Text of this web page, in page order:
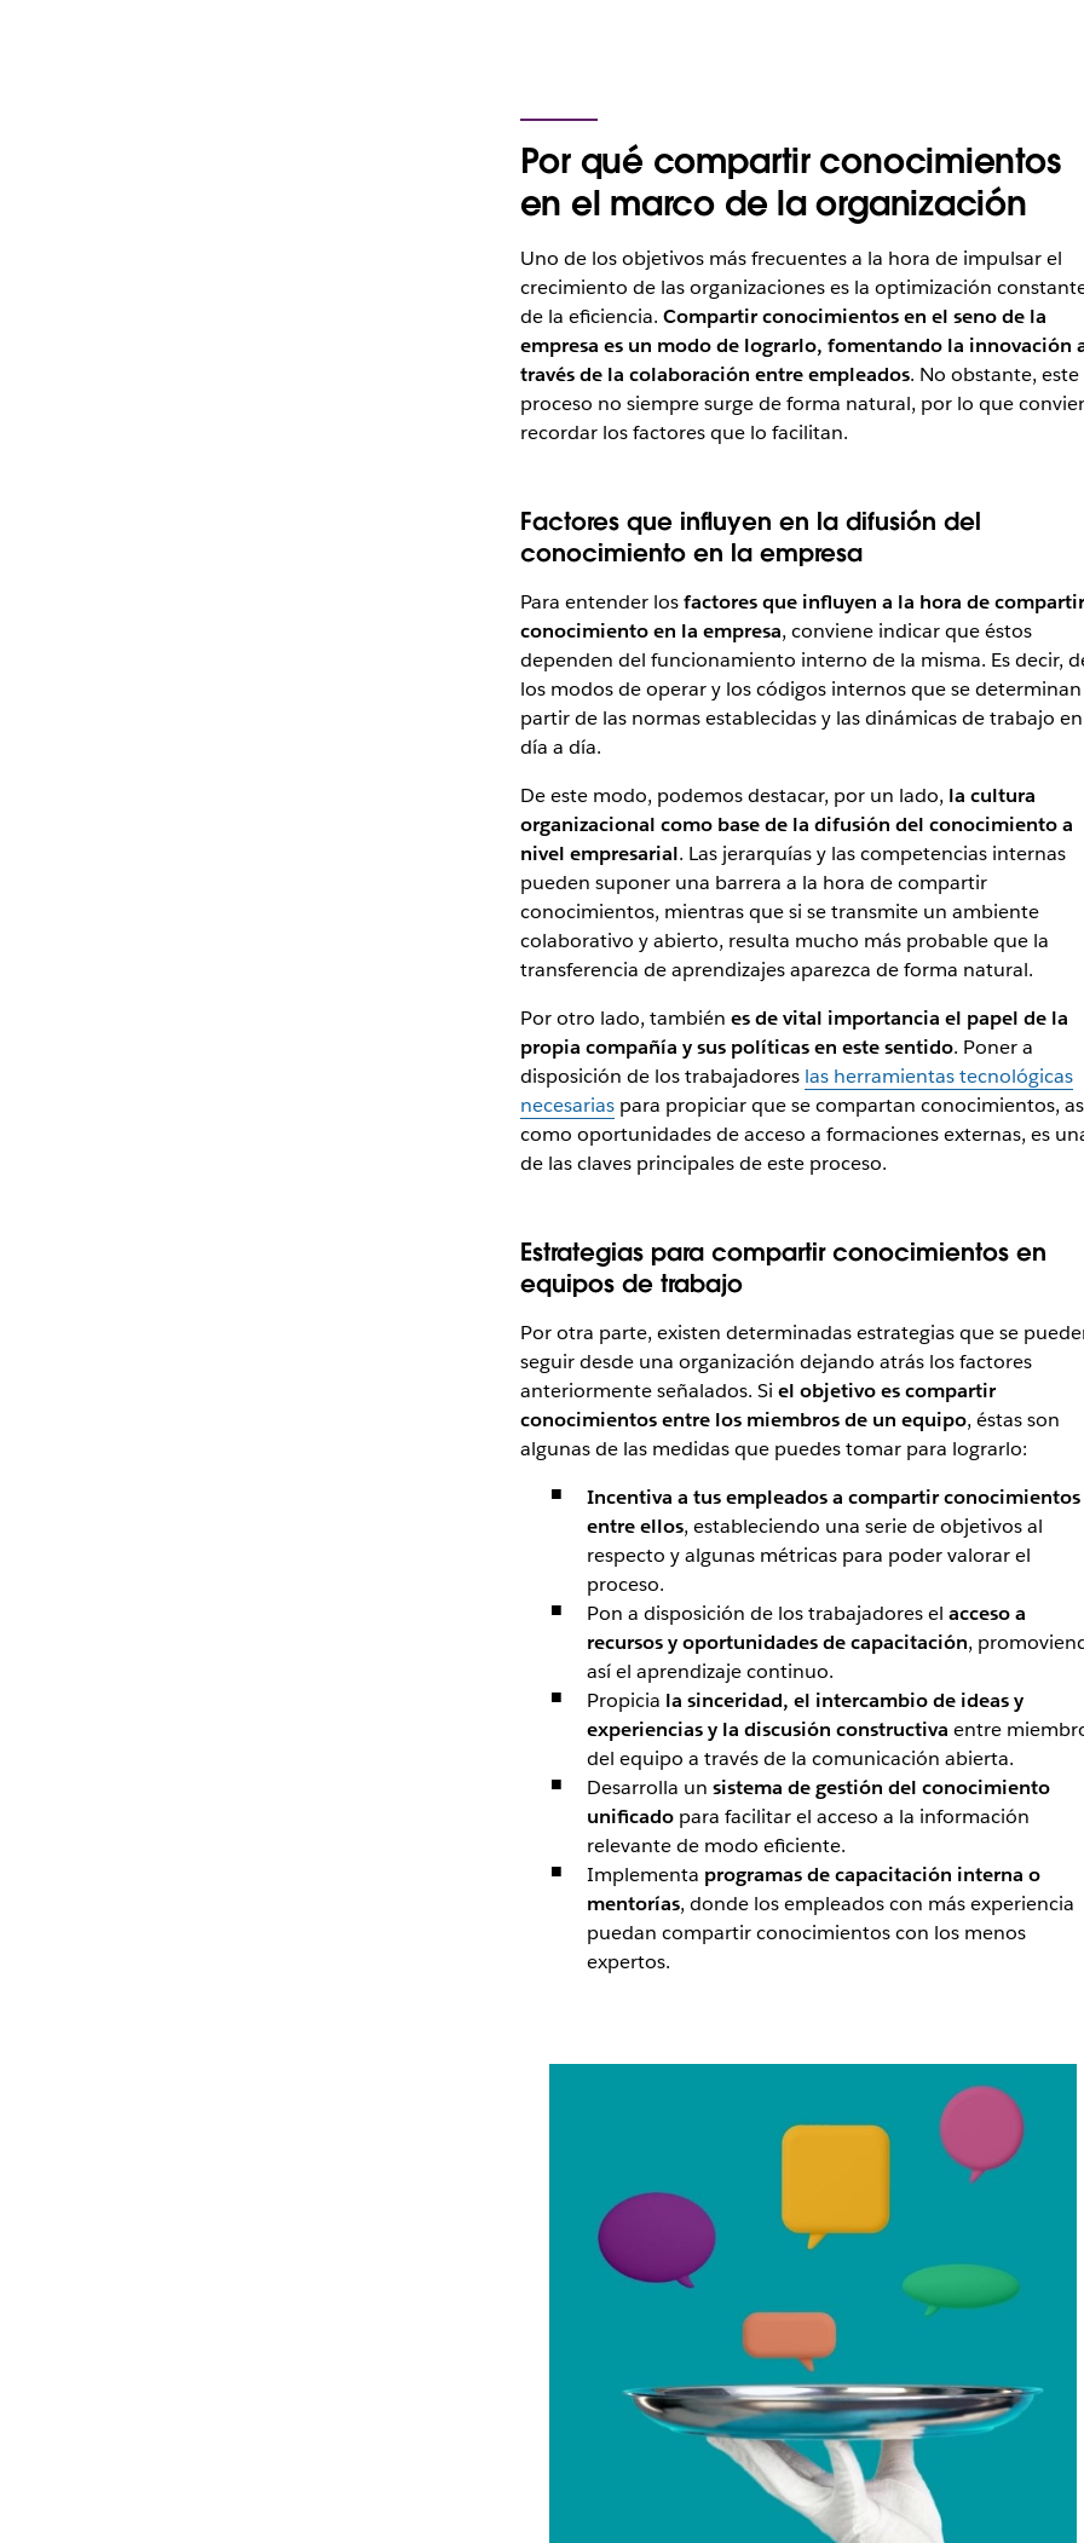
Por qué compartir conocimientos
en el marco de la organización
Uno de los objetivos más frecuentes a la hora de impulsar el
crecimiento de las organizaciones es la optimización
de la eficiencia. Compartir conocimientos en el seno de la
empresa es un modo de lograrlo, fomentando la innovación
través de la colaboración entre empleados. No obstante, este
proceso no siempre surge de forma natural, por lo que
recordar los factores que lo facilitan.
Factores que influyen en la difusión del
conocimiento en la empresa
Para entender losfactores que influyen a la hora de compartir
conocimiento en la empresa, conviene indicar que éstos
dependen del funcionamiento interno de la misma. Es decir,
los modos de operar y los códigos internos que se determinan
partir de las normas establecidas y las dinámicas de trabajo
día a día.
De este modo, podemos destacar, por un lado, la cultura
organizacional como base de la difusión del conocimiento a
nivel empresarial. Las jerarquías y las competencias internas
pueden suponer una barrera a la hora de compartir
conocimientos, mientras que si se transmite un ambiente
colaborativo y abierto, resulta mucho más probable que la
transferencia de aprendizajes aparezca de forma natural.
Por otro lado, también es de vital importancia el papel de la
propia compañía y sus políticas en este sentido. Poner a
disposición de los trabajadores las herramientas tecnológicas
necesariaspara propiciar que se compartan conocimientos,
como oportunidades de acceso a formaciones externas, es
de las claves principales de este proceso.
Estrategias para compartir conocimientos en
equipos de trabajo
Por otra parte, existen determinadas estrategias que se
seguir desde una organización dejando atrás los factores
anteriormente señalados. Si el objetivo es compartir
conocimientos entre los miembros de un equipo, éstas son
algunas de las medidas que puedes tomar para lograrlo:
Incentiva a tus empleados a compartir conocimientos
entre ellos, estableciendo una serie de objetivos al
respecto y algunas métricas para poder valorar el
proceso.
Pon a disposición de los trabajadores el acceso a
recursos y oportunidades de capacitación,
así el aprendizaje continuo.
Propicia la sinceridad, el intercambio de ideas y
experiencias y la discusión constructiva entre
del equipo a través de la comunicación abierta.
Desarrolla un sistema de gestión del conocimiento
unificadopara facilitar el acceso a la información
relevante de modo eficiente.
Implementa programas de capacitación interna o
mentorías, donde los empleados con más experiencia
puedan compartir conocimientos con los menos
expertos.